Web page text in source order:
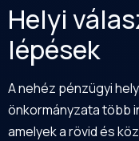
Helyi
lépések
A nehéz pénzügyi
önkormányzata több
amelyek a rövid és